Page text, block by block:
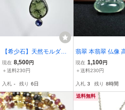
【希少石】天然モルダバ
イト × タンザナイト SV9
25 ペンダント 316Lステ
ジュエリー袋付 MP1-26
0
現在 8,500円
＋送料230円
入札 - 残り 6日
翡翠 本翡翠 仏像
ライトグリーン翡
牌 ヒスイ 弥勒仏
旧家蔵出し
現在 1,100円
＋送料230円
入札 3 残り 8時間
送料無料